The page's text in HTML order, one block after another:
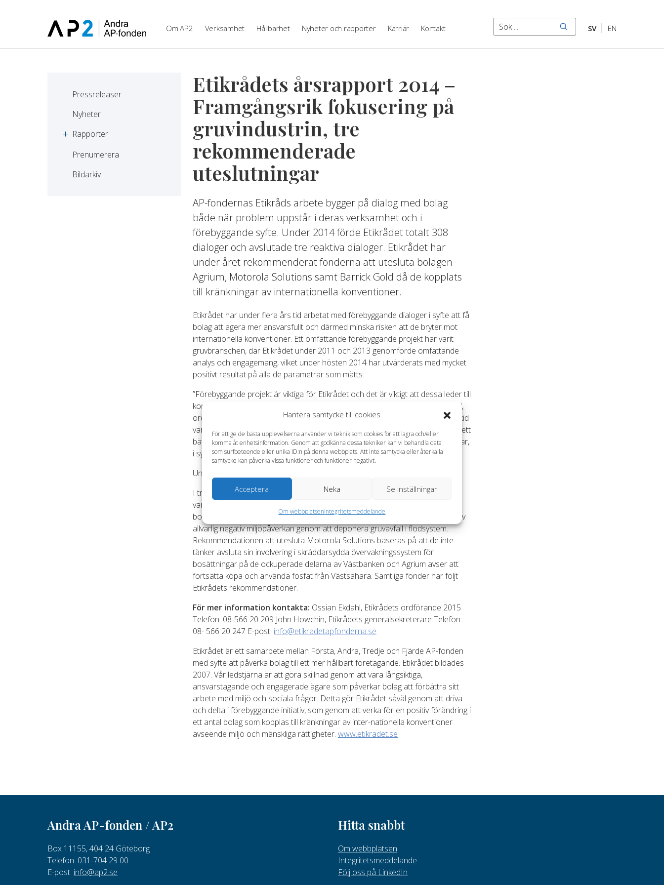
Hantera samtycke till cookies
För att ge de bästa upplevelserna använder vi teknik som cookies för att lagra och/eller
komma åt enhetsinformation. Genom att godkänna dessa tekniker kan vi behandla data
som surfbeteende eller unika ID:n på denna webbplats. Att inte samtycka eller återkalla
samtycke kan påverka vissa funktioner och funktioner negativt.
Acceptera Neka Se inställningar
Om webbplatsenIntegritetsmeddelande
Hoppa till innehåll
Om AP2 Verksamhet Hållbarhet Nyheter och rapporter Karriär Kontakt Sök Sök SV EN
Pressreleaser
Nyheter
Rapporter
Prenumerera
Bildarkiv
Etikrådets årsrapport 2014 –
Framgångsrik fokusering på
gruvindustrin, tre
rekommenderade
uteslutningar
AP-fondernas Etikråds arbete bygger på dialog med bolag
både när problem uppstår i deras verksamhet och i
förebyggande syfte. Under 2014 förde Etikrådet totalt 308
dialoger och avslutade tre reaktiva dialoger. Etikrådet har
under året rekommenderat fonderna att utesluta bolagen
Agrium, Motorola Solutions samt Barrick Gold då de kopplats
till kränkningar av internationella konventioner.
Etikrådet har under flera års tid arbetat med förebyggande dialoger i syfte att få
bolag att agera mer ansvarsfullt och därmed minska risken att de bryter mot
internationella konventioner. Ett omfattande förebyggande projekt har varit
gruvbranschen, där Etikrådet under 2011 och 2013 genomförde omfattande
analys och engagemang, vilket under hösten 2014 har utvärderats med mycket
positivt resultat på alla de parametrar som mätts.
”Förebyggande projekt är viktiga för Etikrådet och det är viktigt att dessa leder till
konkreta och positiva resultat. Engagemang gör skillnad.” säger Ossian Ekdahl,
ordförande för Etikrådet 2015. ”Reaktiva, händelsestyrda dialoger kommer alltid
vara en del av Etikrådets arbete, men förebyggande projekt är många gånger ett
bättre sätt att få till förändring då bolagen är lyhörda till förslag på förbättringar,
i syfte att undvika framtida problem.”
Under 2014 förde Etikrådet 308 dialoger och avslutade tre reaktiva dialoger.
I tre av de avslutade dialogerna bedömde Etikrådet att fortsatta dialoger inte
var meningsfulla och rekommenderade därför AP-fonderna att utesluta
bolagen. Etikrådet har rekommenderat uteslutning av Barrick Gold på grund av
allvarlig negativ miljöpåverkan genom att deponera gruvavfall i flodsystem.
Rekommendationen att utesluta Motorola Solutions baseras på att de inte
tänker avsluta sin involvering i skräddarsydda övervakningssystem för
bosättningar på de ockuperade delarna av Västbanken och Agrium avser att
fortsätta köpa och använda fosfat från Västsahara. Samtliga fonder har följt
Etikrådets rekommendationer.
För mer information kontakta: Ossian Ekdahl, Etikrådets ordförande 2015
Telefon: 08-566 20 209 John Howchin, Etikrådets generalsekreterare Telefon:
08- 566 20 247 E-post: info@etikradetapfonderna.se
Etikrådet är ett samarbete mellan Första, Andra, Tredje och Fjärde AP-fonden
med syfte att påverka bolag till ett mer hållbart företagande. Etikrådet bildades
2007. Vår ledstjärna är att göra skillnad genom att vara långsiktiga,
ansvarstagande och engagerade ägare som påverkar bolag att förbättra sitt
arbete med miljö och sociala frågor. Detta gör Etikrådet såväl genom att driva
och delta i förebyggande initiativ, som genom att verka för en positiv förändring i
ett antal bolag som kopplas till kränkningar av inter-nationella konventioner
avseende miljö och mänskliga rättigheter. www.etikradet.se
Andra AP-fonden / AP2
Box 11155, 404 24 Göteborg
Telefon: 031-704 29 00
E-post: info@ap2.se
Hitta snabbt
Om webbplatsen
Integritetsmeddelande
Följ oss på LinkedIn